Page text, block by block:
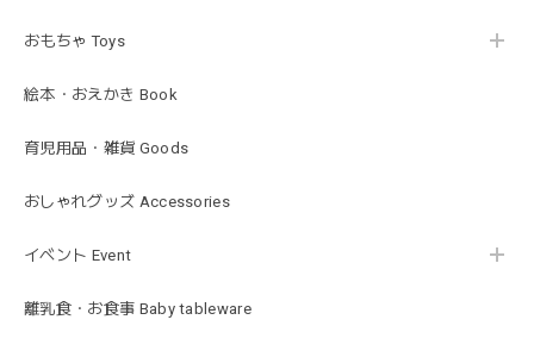
おもちゃ Toys
絵本・おえかき Book
育児用品・雑貨 Goods
おしゃれグッズ Accessories
イベント Event
離乳食・お食事 Baby tableware
この度は迅速丁寧な対応をありがとうございました(^^) 梱包
も素敵で嬉しいです。